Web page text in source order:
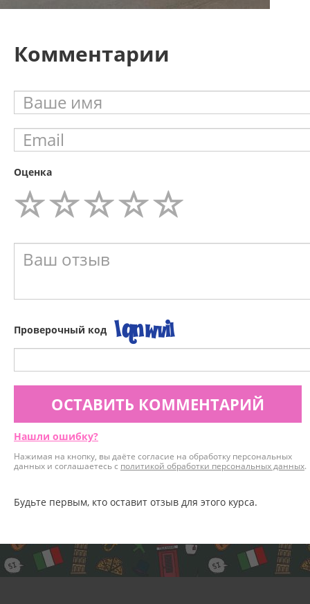
Комментарии
Оценка
Проверочный код
ОСТАВИТЬ КОММЕНТАРИЙ
Нашли ошибку?
Нажимая на кнопку, вы даёте согласие на обработку персональных
данных и соглашаетесь с политикой обработки персональных данных.
Будьте первым, кто оставит отзыв для этого курса.